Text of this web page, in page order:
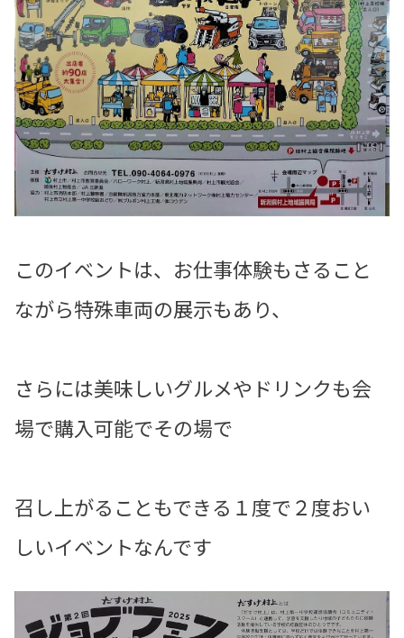
このイベントは、お仕事体験もさること
ながら特殊車両の展示もあり、
さらには美味しいグルメやドリンクも会
場で購入可能でその場で
召し上がることもできる１度で２度おい
しいイベントなんです